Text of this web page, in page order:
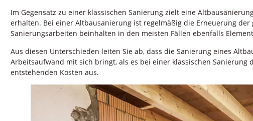
Im Gegensatz zu einer klassischen Sanierung zielt eine
erhalten. Bei einer Altbausanierung ist regelmäßig die Erneuerung der
Sanierungsarbeiten beinhalten in den meisten Fällen ebenfalls
Aus diesen Unterschieden leiten Sie ab, dass die Sanierung eines
Arbeitsaufwand mit sich bringt, als es bei einer klassischen
entstehenden Kosten aus.